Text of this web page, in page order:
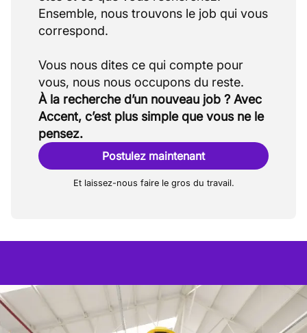
Ensemble, nous trouvons le job qui vous
correspond.
Vous nous dites ce qui compte pour
À la recherche d’un nouveau job ? Avec
Accent, c’est plus simple que vous ne le
pensez.
Postulez maintenant
Et laissez-nous faire le gros du travail.